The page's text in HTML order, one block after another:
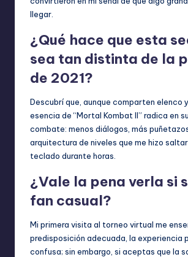
llegar.
¿Qué hace que esta
sea tan distinta de la
de 2021?
Descubrí que, aunque comparten elenco
esencia de “Mortal Kombat II” radica en
combate: menos diálogos, más
arquitectura de niveles que me hizo
teclado durante horas.
¿Vale la pena verla si
fan casual?
Mi primera visita al torneo virtual me
predisposición adecuada, la experiencia
confusa; sin embargo, si aceptas que la